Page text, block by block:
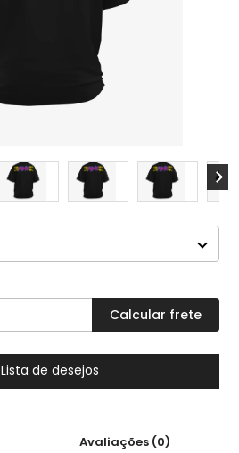
Lista de desejos
Avaliações (0)